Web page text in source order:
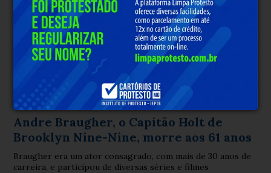
Luto na TV: Há 3 anos
Andre Braugher, o Capitão Holt de
Brooklyn Nine-Nine, morre aos 61 anos
Braugher era um ator consagrado, com mais de 30 anos de
carreira, e participou de diversas séries e filmes